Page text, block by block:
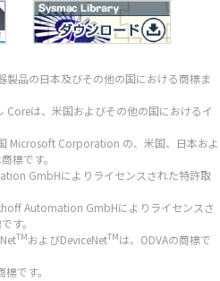
製品の日本及びその他の国における商標ま
は、米国およびその他の国におけるイ
Microsoft Corporation の、米国、日本およ
標です。
GmbHによりライセンスされた特許取
Automation GmbHによりライセンスさ
す。
TMおよびDeviceNetTMは、ODVAの商標で
です。